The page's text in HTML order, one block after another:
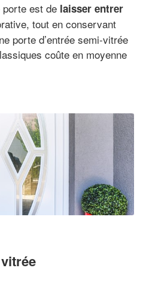
porte est de laisser entrer
tout en conservant
porte d’entrée semi-vitrée
coûte en moyenne